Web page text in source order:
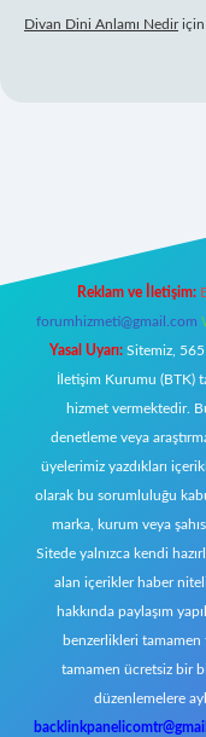
Divan Dini Anlamı Nediriçin
Reklam ve İletişim:
forumhizmeti@gmail.com
Yasal Uyarı: Sitemiz,
İletişim Kurumu (BTK)
hizmet vermektedir.
denetleme veya
üyelerimiz yazdıkları
olarak bu sorumluluğu
marka, kurum veya
Sitede yalnızca kendi
alan içerikler haber
hakkında paylaşım
benzerlikleri tamamen
tamamen ücretsiz bir
düzenlemelere